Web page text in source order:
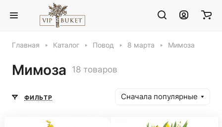
Главная Каталог Повод 8 марта Мимоза
Мимоза 18 товаров
ФИЛЬТР Сначала популярные